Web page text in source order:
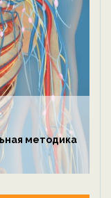
методика